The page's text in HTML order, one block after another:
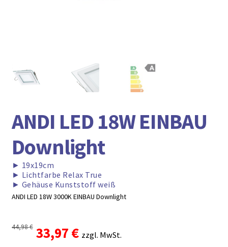
ANDI LED 18W EINBAU
Downlight
► 19x19cm
► Lichtfarbe Relax True
► Gehäuse Kunststoff weiß
ANDI LED 18W 3000K EINBAU Downlight
44,98€ Ursprünglicher
33,97 €Aktueller
zzgl. MwSt.